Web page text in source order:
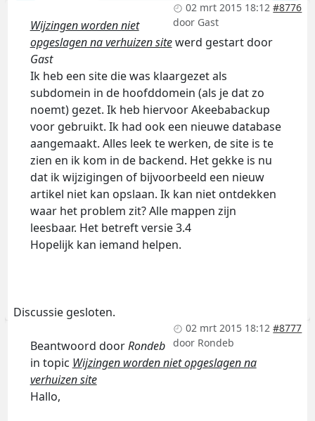
02 mrt 2015 18:12 #8776
door Gast
Wijzingen worden niet
opgeslagen na verhuizen sitewerd gestart door
Gast
Ik heb een site die was klaargezet als
subdomein in de hoofddomein (als je dat zo
noemt) gezet. Ik heb hiervoor Akeebabackup
voor gebruikt. Ik had ook een nieuwe database
aangemaakt. Alles leek te werken, de site is te
zien en ik kom in de backend. Het gekke is nu
dat ik wijzigingen of bijvoorbeeld een nieuw
artikel niet kan opslaan. Ik kan niet ontdekken
waar het problem zit? Alle mappen zijn
leesbaar. Het betreft versie 3.4
Hopelijk kan iemand helpen.
Discussie gesloten.
02 mrt 2015 18:12 #8777
door Rondeb
Beantwoord doorRondeb
in topic Wijzingen worden niet opgeslagen na
verhuizen site
Hallo,